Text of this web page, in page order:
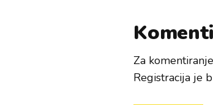
Za
Registracija je